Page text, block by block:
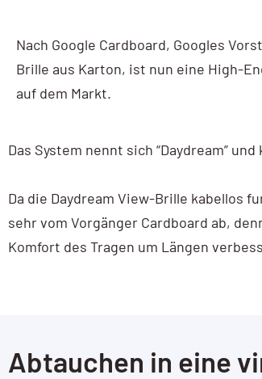
Google Tag
Search vs Chatbot
Nach Google Cardboard, Googles
Brille aus Karton, ist nun eine High-
auf dem Markt.
Das System nennt sich “Daydream”
Da die Daydream View-Brille kabellos
sehr vom Vorgänger Cardboard ab,
Komfort des Tragen um Längen
Abtauchen in eine